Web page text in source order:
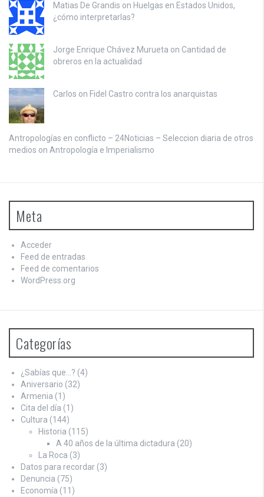
Matias De Grandis on Huelgas en Estados Unidos,
¿cómo interpretarlas?
Jorge Enrique Chávez Murueta on Cantidad de
obreros en la actualidad
Carlos on Fidel Castro contra los anarquistas
Antropologías en conflicto – 24Noticias – Seleccion diaria de otros
medios on Antropología e Imperialismo
Meta
Acceder
Feed de entradas
Feed de comentarios
WordPress.org
Categorías
¿Sabías que…? (4)
Aniversario (32)
Armenia (1)
Cita del día (1)
Cultura (144)
Historia (115)
A 40 años de la última dictadura (20)
La Roca (3)
Datos para recordar (3)
Denuncia (75)
Economía (11)